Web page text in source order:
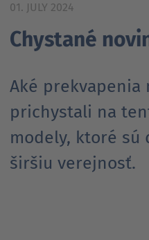
01. JULY 2024
Chystané
Aké prekvapenia
prichystali na
modely, ktoré sú
širšiu verejnosť.